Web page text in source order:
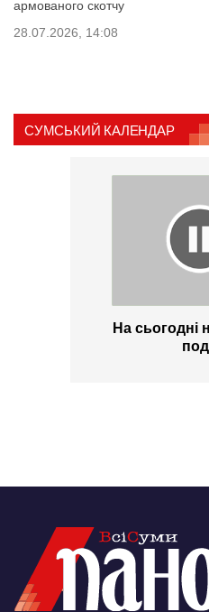
армованого скотчу
28.07.2026, 14:08
СУМСЬКИЙ КАЛЕНДАР
На сьогодні